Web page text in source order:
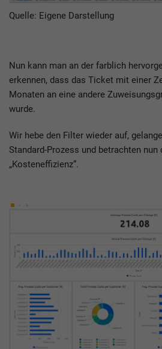
Quelle: Eigene Darstellung
Nun kann man an der farblich
erkennen, dass das Ticket mit einer
Monaten an eine andere
wurde.
Wir hebe den Filter wieder auf,
Standard-Prozess und betrachten nun
„Kosteneffizienz“.